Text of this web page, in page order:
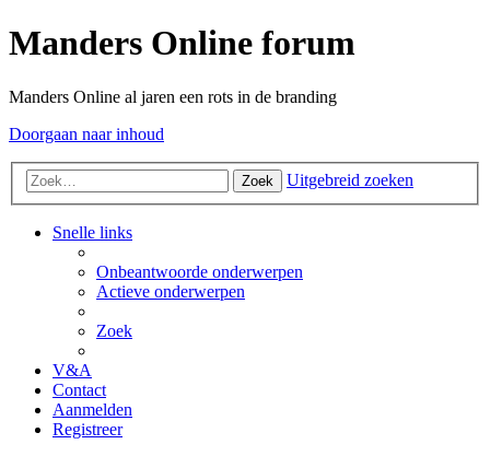
Manders Online forum
Manders Online al jaren een rots in de branding
Doorgaan naar inhoud
Zoek Uitgebreid zoeken
Snelle links
Onbeantwoorde onderwerpen
Actieve onderwerpen
Zoek
V&A
Contact
Aanmelden
Registreer